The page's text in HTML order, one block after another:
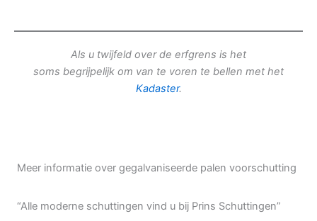
Als u twijfeld over de erfgrens is het
soms begrijpelijk om van te voren te bellen met het
Kadaster.
Meer informatie over gegalvaniseerde palen voorschutting
“Alle moderne schuttingen vind u bij Prins Schuttingen”